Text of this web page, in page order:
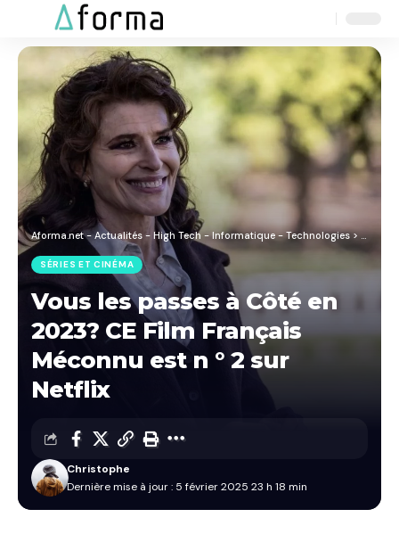
Aforma.net - Actualités - High Tech - Informatique - Technologies>Blog
SÉRIES ET CINÉMA
Vous les passes à Côté en
2023? CE Film Français
Méconnu est n ° 2 sur
Netflix
Dernière mise à jour : 5 février 2025 23 h 18 min
Christophe